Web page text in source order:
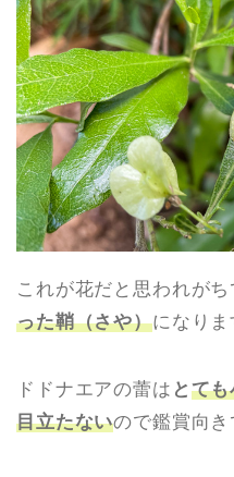
これが花だと思われが
った鞘（さや）になりま
ドドナエアの蕾は と て
目立たないので鑑賞向き